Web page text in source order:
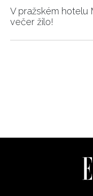
V pražském hotelu
večer žilo!